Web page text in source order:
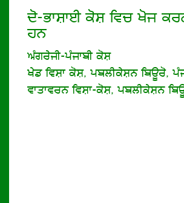
ਦੋ-ਭਾਸ਼ਾਈ ਕੋਸ਼ ਵਿਚ ਖੋਜ
ਹਨ
ਅੰਗਰੇਜੀ-ਪੰਜਾਬੀ ਕੋਸ਼
ਖੇਡ ਵਿਸ਼ਾ ਕੋਸ਼, ਪਬਲੀਕੇਸ਼ਨ ਬਿਊਰੋ,
ਵਾਤਾਵਰਨ ਵਿਸ਼ਾ-ਕੋਸ਼, ਪਬਲੀਕੇਸ਼ਨ